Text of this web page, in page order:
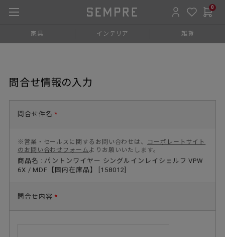
0
家具 インテリア 雑貨
問合せ情報の入力
問合せ件名 *
※営業・セールスに関するお問い合わせは、
コーポレートサイト
のお問い合わせフォーム よりお願いいたします。
商品名 : パントンワイヤー シングルインレイシェルフ VPW
6X / MDF【国内在庫品】 [158012]
問合せ内容 *